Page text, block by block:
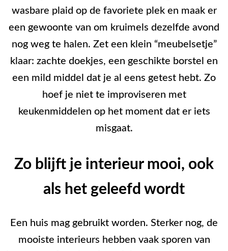
wasbare plaid op de favoriete plek en maak er
een gewoonte van om kruimels dezelfde avond
nog weg te halen. Zet een klein “meubelsetje”
klaar: zachte doekjes, een geschikte borstel en
een mild middel dat je al eens getest hebt. Zo
hoef je niet te improviseren met
keukenmiddelen op het moment dat er iets
misgaat.
Zo blijft je interieur mooi, ook
als het geleefd wordt
Een huis mag gebruikt worden. Sterker nog, de
mooiste interieurs hebben vaak sporen van